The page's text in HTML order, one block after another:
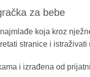
za bebe
koja kroz
stranice i
i izrađena od